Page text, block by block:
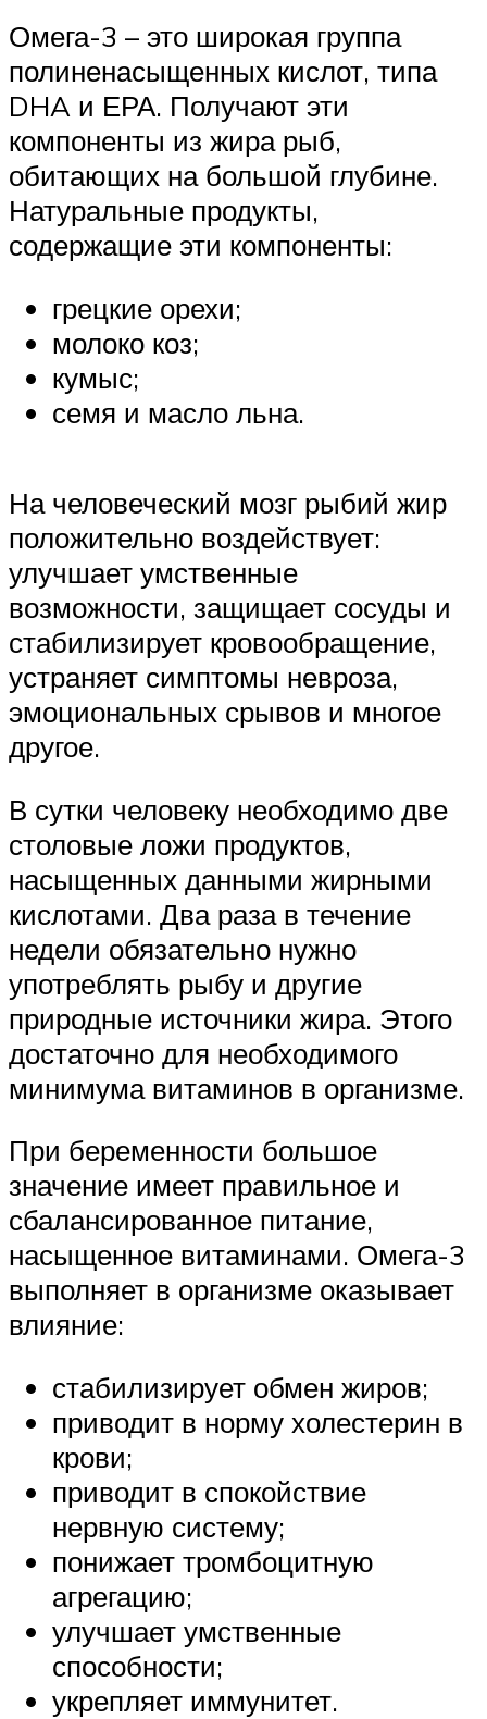
Омега-3 – это широкая группа
полиненасыщенных кислот, типа
DHA и ЕРА. Получают эти
компоненты из жира рыб,
обитающих на большой глубине.
Натуральные продукты,
содержащие эти компоненты:
грецкие орехи;
молоко коз;
кумыс;
семя и масло льна.
На человеческий мозг рыбий жир
положительно воздействует:
улучшает умственные
возможности, защищает сосуды и
стабилизирует кровообращение,
устраняет симптомы невроза,
эмоциональных срывов и многое
другое.
В сутки человеку необходимо две
столовые ложи продуктов,
насыщенных данными жирными
кислотами. Два раза в течение
недели обязательно нужно
употреблять рыбу и другие
природные источники жира. Этого
достаточно для необходимого
минимума витаминов в организме.
При беременности большое
значение имеет правильное и
сбалансированное питание,
насыщенное витаминами. Омега-3
выполняет в организме оказывает
влияние:
стабилизирует обмен жиров;
приводит в норму холестерин в
крови;
приводит в спокойствие
нервную систему;
понижает тромбоцитную
агрегацию;
улучшает умственные
способности;
укрепляет иммунитет.